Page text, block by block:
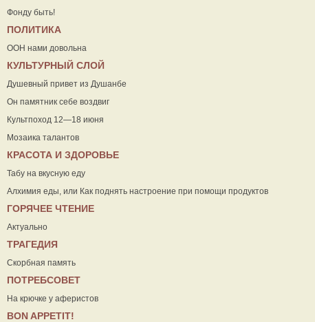
Фонду быть!
ПОЛИТИКА
ООН нами довольна
КУЛЬТУРНЫЙ СЛОЙ
Душевный привет из Душанбе
Он памятник себе воздвиг
Культпоход 12—18 июня
Мозаика талантов
КРАСОТА И ЗДОРОВЬЕ
Табу на вкусную еду
Алхимия еды, или Как поднять настроение при помощи продуктов
ГОРЯЧЕЕ ЧТЕНИЕ
Актуально
ТРАГЕДИЯ
Скорбная память
ПОТРЕБСОВЕТ
На крючке у аферистов
ВON APPETIT!